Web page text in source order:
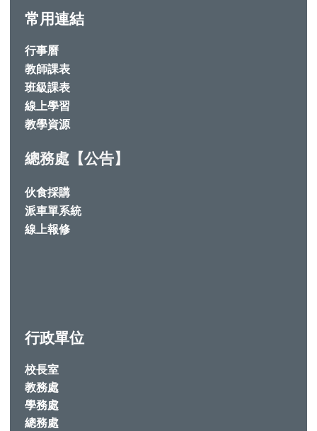
常用連結
行事曆
教師課表
班級課表
線上學習
教學資源
總務處【公告】
伙食採購
派車單系統
線上報修
行政單位
校長室
教務處
學務處
總務處